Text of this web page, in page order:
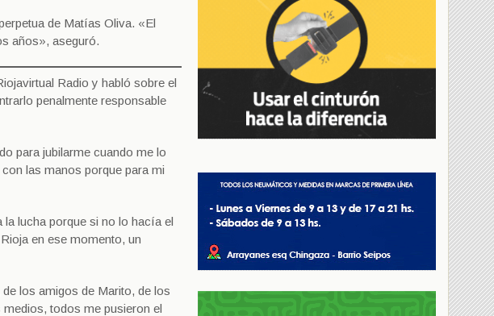
de Matías Oliva. «El
años», aseguró.
Radio y habló sobre el
penalmente responsable
para jubilarme cuando me lo
las manos porque para mi
lucha porque si no lo hacía el
en ese momento, un
los amigos de Marito, de los
todos me pusieron el